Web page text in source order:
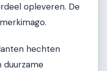
opleveren. De
hechten
duurzame